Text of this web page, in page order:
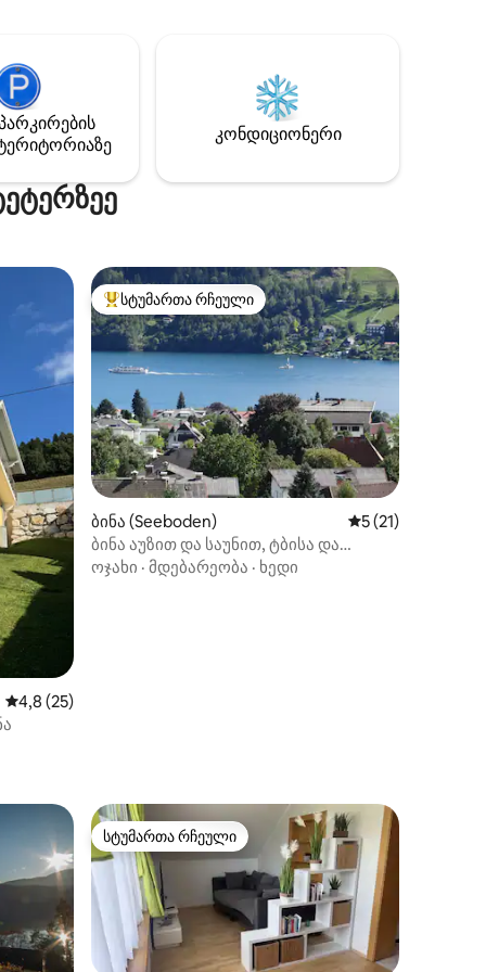
„Jungfernsprung“ * საიდუმლო
კულინარიული რჩევები უშუალო
სიახლოვეს (თევზის რესტორანი),
Pizzeria, Cape am See, Brunch at Charly
's Seelounge)
კონდიციონერი
საშუალო შეფასებაა 5‑დან 4,8, 25 მიმოხილვა
4,8 (25)
სტუმართა რჩეული მოწინავე ვარიანტი
სტუმართა რჩეული
ბინა (Seeboden) საშუალო
5 (21)
ბინა აუზით და საუნით, ტბისა და
პანორამული ხედით
ოჯახი · მდებარეობა · ხედი
სტუმართა რჩეული
სტუმართა რჩეული